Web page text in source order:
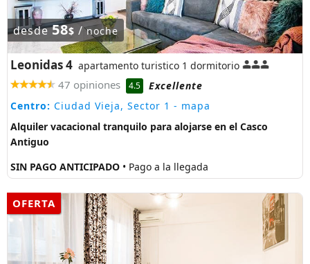
desde58$ /noche
Leonidas 4 apartamento turistico 1 dormitorio
47 opiniones 4.5
Excellente
Centro: Ciudad Vieja, Sector 1 - mapa
Alquiler vacacional tranquilo para alojarse en el Casco
Antiguo
SIN PAGO ANTICIPADO • Pago a la llegada
OFERTA